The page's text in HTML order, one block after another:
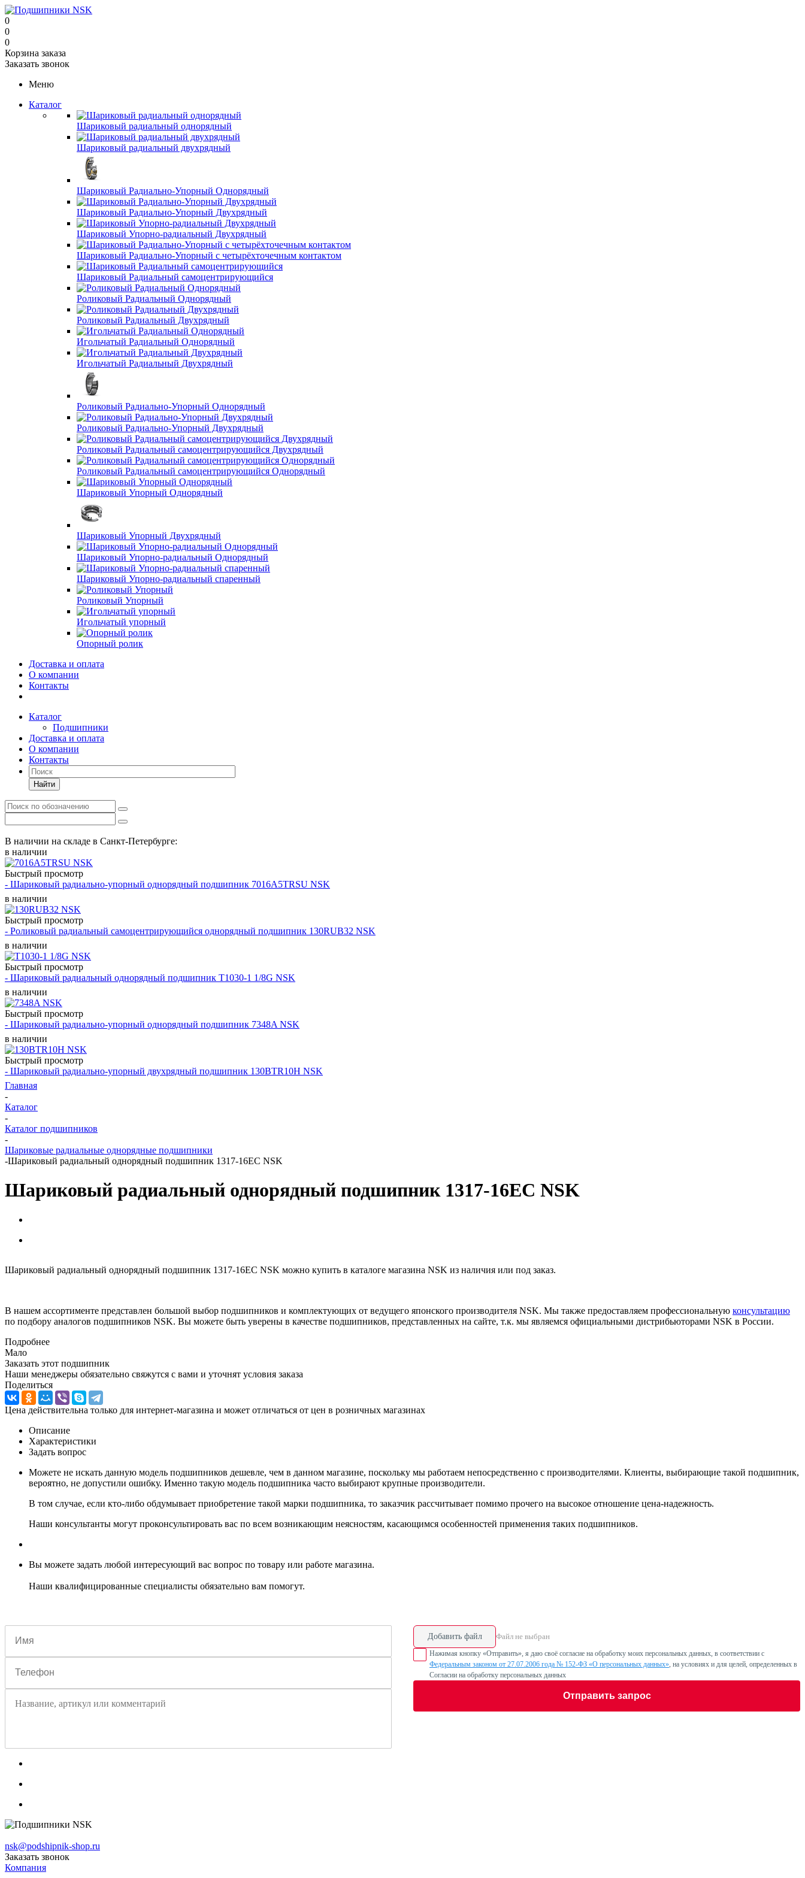
0
0
0
Корзина заказа
Заказать звонок
Меню
Каталог
Шариковый радиальный однорядный
Шариковый радиальный двухрядный
Шариковый Радиально-Упорный Однорядный
Шариковый Радиально-Упорный Двухрядный
Шариковый Упорно-радиальный Двухрядный
Шариковый Радиально-Упорный с четырёхточечным контактом
Шариковый Радиальный самоцентрирующийся
Роликовый Радиальный Однорядный
Роликовый Радиальный Двухрядный
Игольчатый Радиальный Однорядный
Игольчатый Радиальный Двухрядный
Роликовый Радиально-Упорный Однорядный
Роликовый Радиально-Упорный Двухрядный
Роликовый Радиальный самоцентрирующийся Двухрядный
Роликовый Радиальный самоцентрирующийся Однорядный
Шариковый Упорный Однорядный
Шариковый Упорный Двухрядный
Шариковый Упорно-радиальный Однорядный
Шариковый Упорно-радиальный спаренный
Роликовый Упорный
Игольчатый упорный
Опорный ролик
Доставка и оплата
О компании
Контакты
Каталог
Подшипники
Доставка и оплата
О компании
Контакты
Найти
В наличии на складе в Санкт-Петербурге:
в наличии
Быстрый просмотр
- Шариковый радиально-упорный однорядный подшипник 7016A5TRSU NSK
в наличии
Быстрый просмотр
- Роликовый радиальный самоцентрирующийся однорядный подшипник 130RUB32 NSK
в наличии
Быстрый просмотр
- Шариковый радиальный однорядный подшипник T1030-1 1/8G NSK
в наличии
Быстрый просмотр
- Шариковый радиально-упорный однорядный подшипник 7348A NSK
в наличии
Быстрый просмотр
- Шариковый радиально-упорный двухрядный подшипник 130BTR10H NSK
Главная
-
Каталог
-
Каталог подшипников
-
Шариковые радиальные однорядные подшипники
-Шариковый радиальный однорядный подшипник 1317-16EC NSK
Шариковый радиальный однорядный подшипник 1317-16EC NSK
Шариковый радиальный однорядный подшипник 1317-16EC NSK можно купить в каталоге магазина NSK из наличия или под заказ.
В нашем ассортименте представлен большой выбор подшипников и комплектующих от ведущего японского производителя NSK. Мы также предоставляем профессиональную консультацию
по подбору аналогов подшипников NSK. Вы можете быть уверены в качестве подшипников, представленных на сайте, т.к. мы являемся официальными дистрибьюторами NSK в России.
Подробнее
Мало
Заказать этот подшипник
Наши менеджеры обязательно свяжутся с вами и уточнят условия заказа
Поделиться
Цена действительна только для интернет-магазина и может отличаться от цен в розничных магазинах
Описание
Характеристики
Задать вопрос
Можете не искать данную модель подшипников дешевле, чем в данном магазине, поскольку мы работаем непосредственно с производителями. Клиенты, выбирающие такой подшипник,
вероятно, не допустили ошибку. Именно такую модель подшипника часто выбирают крупные производители.
В том случае, если кто-либо обдумывает приобретение такой марки подшипника, то заказчик рассчитывает помимо прочего на высокое отношение цена-надежность.
Наши консультанты могут проконсультировать вас по всем возникающим неясностям, касающимся особенностей применения таких подшипников.
Вы можете задать любой интересующий вас вопрос по товару или работе магазина.
Наши квалифицированные специалисты обязательно вам помогут.
Добавить файл Файл не выбран
Нажимая кнопку «Отправить», я даю своё согласие на обработку моих персональных данных, в соответствии с
Федеральным законом от 27.07.2006 года № 152-ФЗ «О персональных данных», на условиях и для целей, определенных в
Согласии на обработку персональных данных
Отправить запрос
nsk@podshipnik-shop.ru
Заказать звонок
Компания